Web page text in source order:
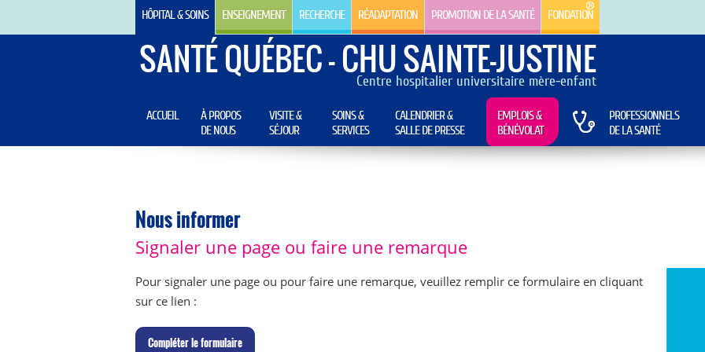
HÔPITAL & SOINS ENSEIGNEMENT RECHERCHE RÉADAPTATION PROMOTION DE LA SANTÉ FONDATION
SANTÉ QUÉBEC - CHU SAINTE-JUSTINE
Centre hospitalier universitaire mère-enfant
ACCUEIL
À PROPOS
DE NOUS
VISITE &
SÉJOUR
SOINS &
SERVICES
CALENDRIER &
SALLE DE PRESSE
EMPLOIS &
BÉNÉVOLAT
PROFESSIONNELS
DE LA SANTÉ
Nous informer
Signaler une page ou faire une remarque
Pour signaler une page ou pour faire une remarque, veuillez remplir ce formulaire en cliquant
sur ce lien :
Compléter le formulaire